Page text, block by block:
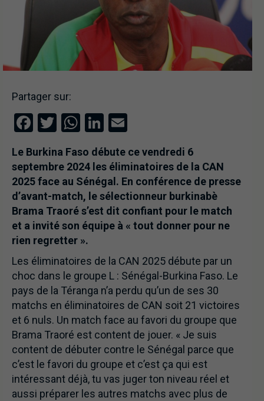
Partager sur:
Facebook
Twitter
WhatsApp
LinkedIn
Le Burkina Faso débute ce vendredi 6
septembre 2024 les éliminatoires de la CAN
2025 face au Sénégal. En conférence de presse
d’avant-match, le sélectionneur burkinabè
Brama Traoré s’est dit confiant pour le match
et a invité son équipe à « tout donner pour ne
rien regretter ».
Les éliminatoires de la CAN 2025 débute par un
choc dans le groupe L : Sénégal-Burkina Faso. Le
pays de la Téranga n’a perdu qu’un de ses 30
matchs en éliminatoires de CAN soit 21 victoires
et 6 nuls. Un match face au favori du groupe que
Brama Traoré est content de jouer. « Je suis
content de débuter contre le Sénégal parce que
c’est le favori du groupe et c’est ça qui est
intéressant déjà, tu vas juger ton niveau réel et
aussi préparer les autres matchs avec plus de